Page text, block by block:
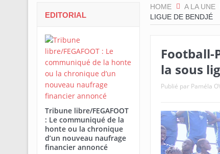
HOME A LA UNE
LIGUE DE BENDJÉ
Football-
la sous
Publié par Paméla
EDITORIAL
Tribune libre/FEGAFOOT
: Le communiqué de la
honte ou la chronique
d’un nouveau naufrage
financier annoncé